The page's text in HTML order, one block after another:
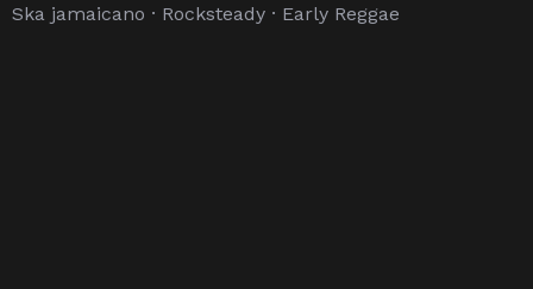
Ska jamaicano · Rocksteady · Early Reggae